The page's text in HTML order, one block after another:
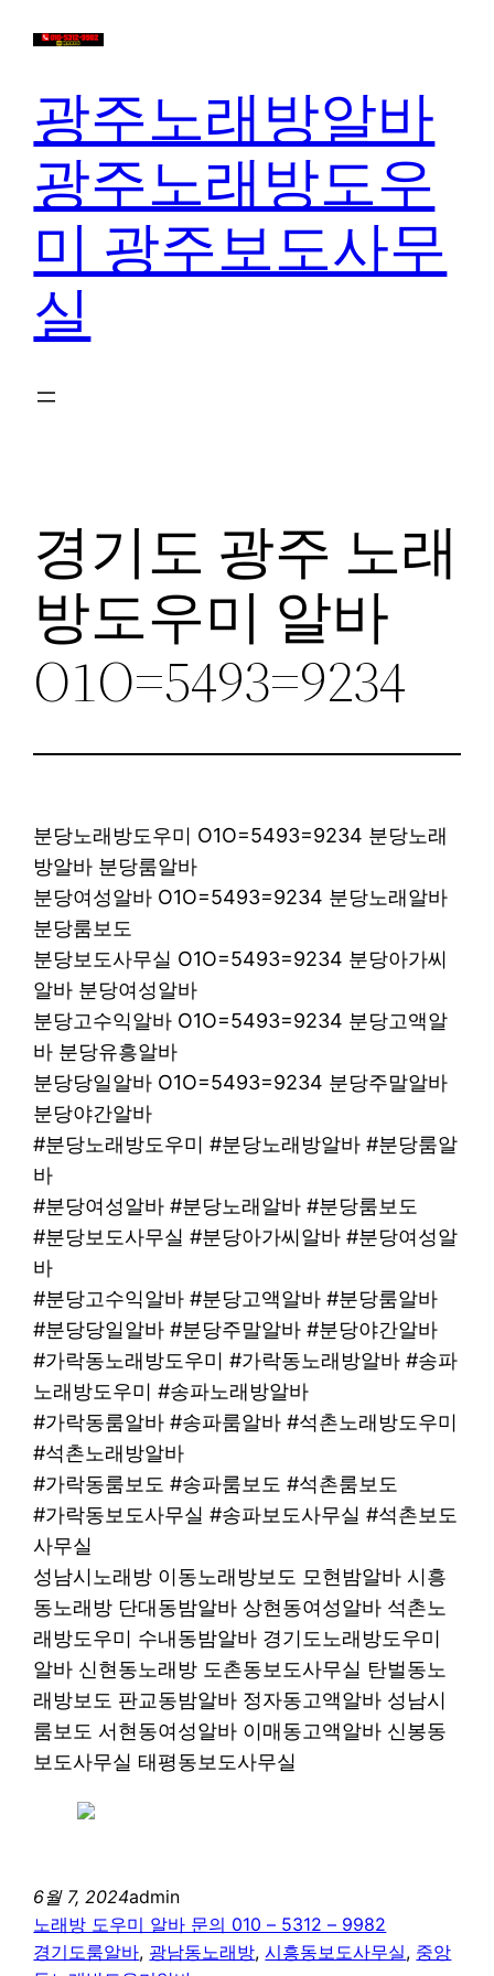
광주노래방알바
광주노래방도우
미 광주보도사무
실
경기도 광주 노래
방도우미 알바
O1O=5493=9234
분당노래방도우미 O1O=5493=9234 분당노래
방알바 분당룸알바
분당여성알바 O1O=5493=9234 분당노래알바
분당룸보도
분당보도사무실 O1O=5493=9234 분당아가씨
알바 분당여성알바
분당고수익알바 O1O=5493=9234 분당고액알
바 분당유흥알바
분당당일알바 O1O=5493=9234 분당주말알바
분당야간알바
#분당노래방도우미 #분당노래방알바 #분당룸알
바
#분당여성알바 #분당노래알바 #분당룸보도
#분당보도사무실 #분당아가씨알바 #분당여성알
바
#분당고수익알바 #분당고액알바 #분당룸알바
#분당당일알바 #분당주말알바 #분당야간알바
#가락동노래방도우미 #가락동노래방알바 #송파
노래방도우미 #송파노래방알바
#가락동룸알바 #송파룸알바 #석촌노래방도우미
#석촌노래방알바
#가락동룸보도 #송파룸보도 #석촌룸보도
#가락동보도사무실 #송파보도사무실 #석촌보도
사무실
성남시노래방 이동노래방보도 모현밤알바 시흥
동노래방 단대동밤알바 상현동여성알바 석촌노
래방도우미 수내동밤알바 경기도노래방도우미
알바 신현동노래방 도촌동보도사무실 탄벌동노
래방보도 판교동밤알바 정자동고액알바 성남시
룸보도 서현동여성알바 이매동고액알바 신봉동
보도사무실 태평동보도사무실
6월 7, 2024admin
노래방 도우미 알바 문의 010 – 5312 – 9982
경기도룸알바, 광남동노래방, 시흥동보도사무실, 중앙